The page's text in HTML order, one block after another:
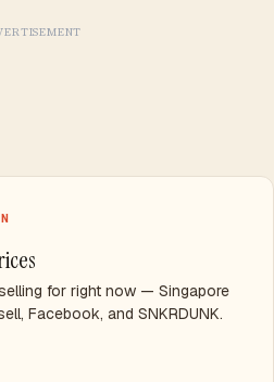
for right now — Singapore
Facebook, and SNKRDUNK.